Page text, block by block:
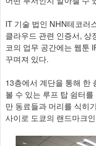
IT 기술 법인 NHN테코러
클라우드 관련 인증서, 상
코의 업무 공간에는 웹툰
꾸며져 있다.
13층에서 계단을 통해 한
볼 수 있는 루프 탑 쉼터
만 동료들과 머리를 식히
사이로 도쿄의 랜드마크